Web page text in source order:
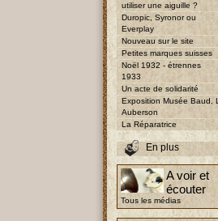
utiliser une aiguille ?
Duropic, Syronor ou
Everplay
Nouveau sur le site
Petites marques suisses
Noël 1932 - étrennes
1933
Un acte de solidarité
Exposition Musée Baud, L
Auberson
La Réparatrice
En plus
A voir et
écouter
Tous les médias